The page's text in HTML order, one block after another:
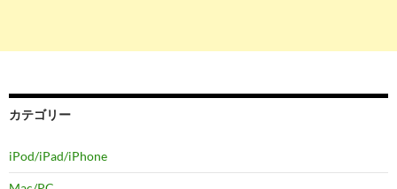
カテゴリー
iPod/iPad/iPhone